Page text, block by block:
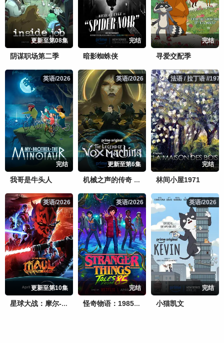
更新至第08集
阴谋职场第二季
完结
暗影蜘蛛侠
完结
寻爱交配季
英语/2026
英语/2026
完结
我哥是牛头人
英语/2026
英语/2026
更新至第6集
机械之声的传奇 第四季
法语 / 拉丁语 //1971
法语 / 拉丁语 //1971
完结
林间小屋1971
英语/2026
英语/2026
更新至第10集
星球大战：摩尔-暗影之王
英语/2026
英语/2026
完结
怪奇物语：1985故事集
英语/2026
英语/2026
完结
小猫凯文